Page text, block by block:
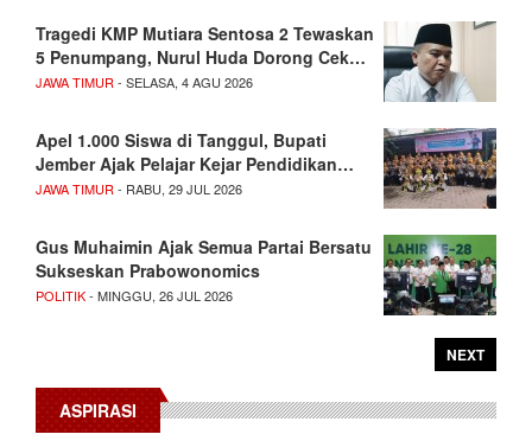
Tragedi KMP Mutiara Sentosa 2 Tewaskan
5 Penumpang, Nurul Huda Dorong Cek…
JAWA TIMUR - SELASA, 4 AGU 2026
Apel 1.000 Siswa di Tanggul, Bupati
Jember Ajak Pelajar Kejar Pendidikan…
JAWA TIMUR - RABU, 29 JUL 2026
Gus Muhaimin Ajak Semua Partai Bersatu
Sukseskan Prabowonomics
POLITIK- MINGGU, 26 JUL 2026
NEXT
ASPIRASI